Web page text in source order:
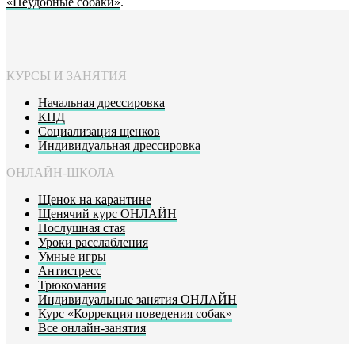
КУРСЫ И ЗАНЯТИЯ
Начальная дрессировка
КПД
Социализация щенков
Индивидуальная дрессировка
ОНЛАЙН-ШКОЛА
Щенок на карантине
Щенячий курс ОНЛАЙН
Послушная стая
Уроки расслабления
Умные игры
Антистресс
Трюкомания
Индивидуальные занятия ОНЛАЙН
Курс «Коррекция поведения собак»
Все онлайн-занятия